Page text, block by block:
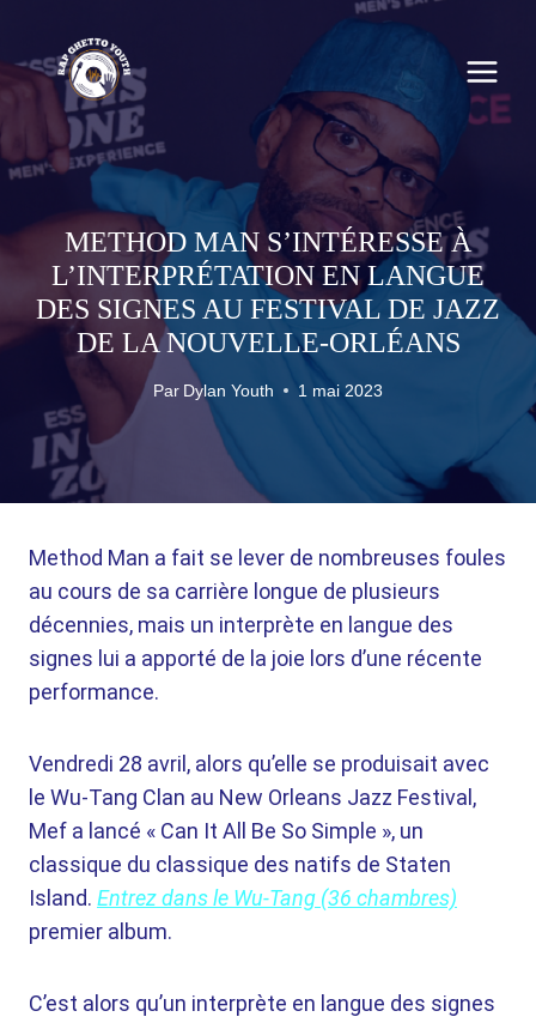
content
METHOD MAN S’INTÉRESSE À
L’INTERPRÉTATION EN LANGUE
DES SIGNES AU FESTIVAL DE JAZZ
DE LA NOUVELLE-ORLÉANS
Par Dylan Youth 1 mai 2023
Method Man a fait se lever de nombreuses foules
au cours de sa carrière longue de plusieurs
décennies, mais un interprète en langue des
signes lui a apporté de la joie lors d’une récente
performance.
Vendredi 28 avril, alors qu’elle se produisait avec
le Wu-Tang Clan au New Orleans Jazz Festival,
Mef a lancé « Can It All Be So Simple », un
classique du classique des natifs de Staten
Island. Entrez dans le Wu-Tang (36 chambres)
premier album.
C’est alors qu’un interprète en langue des signes